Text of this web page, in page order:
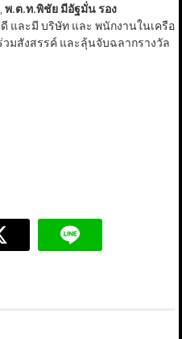
, พ.ต.ท.พิชัย มีอัฐมั่น รอง
และมี บริษัท และ พนักงานในเครือ
มสังสรรค์ และลุ้นจับฉลากรางวัล